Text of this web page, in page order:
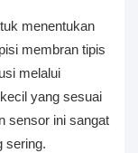
menentukan
membran tipis
melalui
yang sesuai
sensor ini sangat
sering.